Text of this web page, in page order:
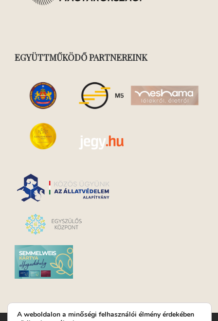
EGYÜTTMŰKÖDŐ PARTNEREINK
A weboldalon a minőségi felhasználói élmény érdekében